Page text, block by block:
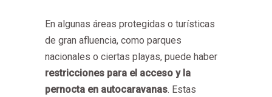
En algunas áreas protegidas o turísticas
de gran afluencia, como parques
nacionales o ciertas playas, puede haber
restricciones para el acceso y la
pernocta en autocaravanas. Estas